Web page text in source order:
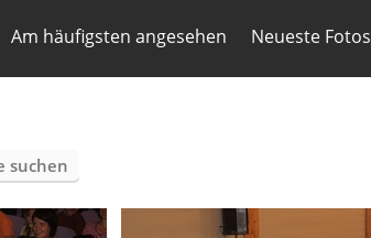
Am häufigsten angesehen Neueste Fotos
suchen